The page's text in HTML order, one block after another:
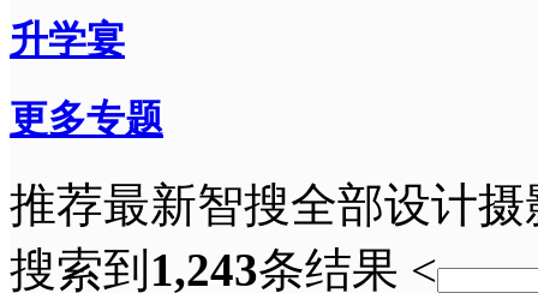
升学宴
更多专题
推荐最新智搜全部设计摄
搜索到 1,243条结果 <